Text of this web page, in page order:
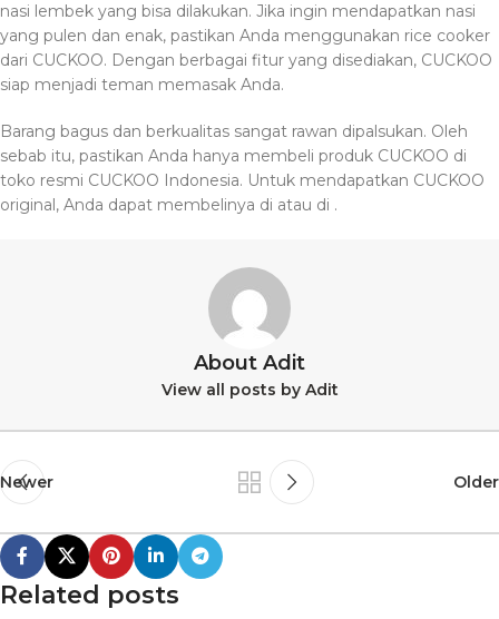
nasi lembek yang bisa dilakukan. Jika ingin mendapatkan nasi
yang pulen dan enak, pastikan Anda menggunakan rice cooker
dari CUCKOO. Dengan berbagai fitur yang disediakan, CUCKOO
siap menjadi teman memasak Anda.
Barang bagus dan berkualitas sangat rawan dipalsukan. Oleh
sebab itu, pastikan Anda hanya membeli produk CUCKOO di
toko resmi CUCKOO Indonesia. Untuk mendapatkan CUCKOO
original, Anda dapat membelinya di atau di .
About Adit
View all posts by Adit
Newer Older
Related posts